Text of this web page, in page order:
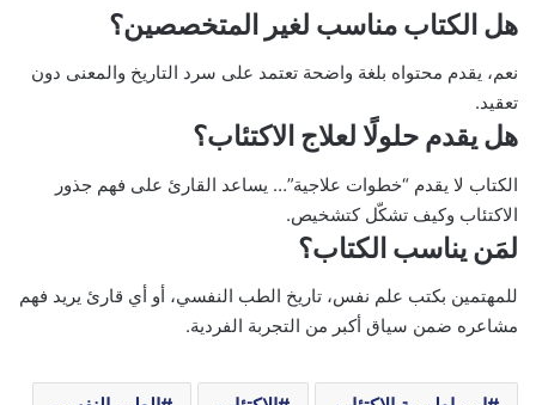
هل الكتاب مناسب لغير المتخصصين؟
نعم، يقدم محتواه بلغة واضحة تعتمد على سرد التاريخ والمعنى دون
تعقيد.
هل يقدم حلولًا لعلاج الاكتئاب؟
الكتاب لا يقدم “خطوات علاجية”… يساعد القارئ على فهم جذور
الاكتئاب وكيف تشكّل كتشخيص.
لمَن يناسب الكتاب؟
للمهتمين بكتب علم نفس، تاريخ الطب النفسي، أو أي قارئ يريد فهم
مشاعره ضمن سياق أكبر من التجربة الفردية.